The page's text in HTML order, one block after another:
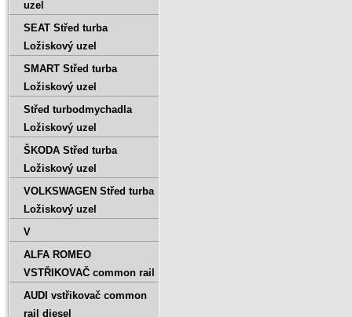
uzel
SEAT Střed turba
Ložiskový uzel
SMART Střed turba
Ložiskový uzel
Střed turbodmychadla
Ložiskový uzel
ŠKODA Střed turba
Ložiskový uzel
VOLKSWAGEN Střed turba
Ložiskový uzel
V
ALFA ROMEO
VSTŘIKOVAČ common rail
AUDI vstřikovač common
rail diesel